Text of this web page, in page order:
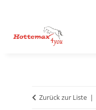
Zurück zur Liste